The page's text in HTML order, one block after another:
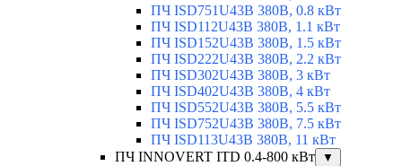
ПЧ ISD751U43B 380В, 0.8 кВт
ПЧ ISD112U43B 380В, 1.1 кВт
ПЧ ISD152U43B 380В, 1.5 кВт
ПЧ ISD222U43B 380В, 2.2 кВт
ПЧ ISD302U43B 380В, 3 кВт
ПЧ ISD402U43B 380В, 4 кВт
ПЧ ISD552U43B 380В, 5.5 кВт
ПЧ ISD752U43B 380В, 7.5 кВт
ПЧ ISD113U43B 380В, 11 кВт
ПЧ INNOVERT ITD 0.4-800 кВт
▼